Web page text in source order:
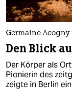
Germaine
Den Blick
Der Körper als
Pionierin des
zeigte in Berlin